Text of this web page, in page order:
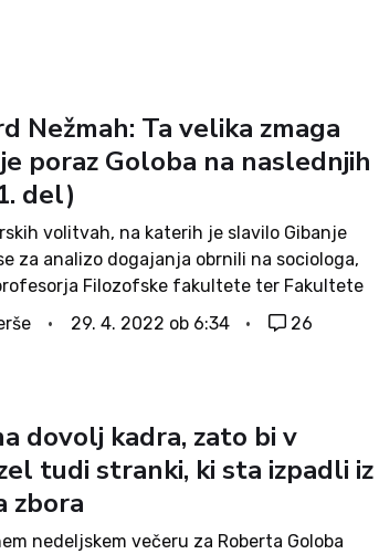
Nežmah: Ta velika zmaga
poraz Goloba na naslednjih
del)
volitvah, na katerih je slavilo Gibanje
za analizo dogajanja obrnili na sociologa,
Filozofske fakultete ter Fakultete
Nežmaha, ki redno spremlja
družbi. Ljudje so glasovali za...
29. 4. 2022 ob 6:34 26
dovolj kadra, zato bi v
tudi stranki, ki sta izpadli iz
zbora
nedeljskem večeru za Roberta Goloba